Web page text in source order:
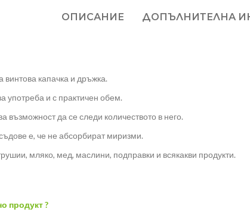
ОПИСАНИЕ ДОПЪЛНИТЕЛНА
винтова капачка и дръжка.
употреба и с практичен обем.
възможност да се следи количеството в него.
е, че не абсорбират миризми.
мляко, мед, маслини, подправки и всякакви продукти.
продукт ?